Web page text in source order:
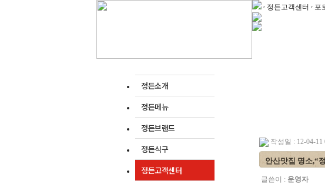
정든소개
정든메뉴
정든브랜드
정든식구
정든고객센터
정든고객센터 포
작성일 : 12-04-11
안산맛집 명소,“
글쓴이 : 운영자